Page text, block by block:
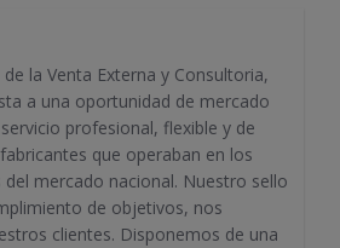
la Venta Externa y Consultoria,
a una oportunidad de mercado
profesional, flexible y de
que operaban en los
del mercado nacional. Nuestro sello
de objetivos, nos
clientes. Disponemos de una